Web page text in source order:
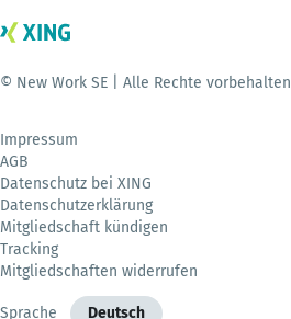
© New Work SE | Alle Rechte vorbehalten
Impressum
AGB
Datenschutz bei XING
Datenschutzerklärung
Mitgliedschaft kündigen
Tracking
Mitgliedschaften widerrufen
Sprache Deutsch